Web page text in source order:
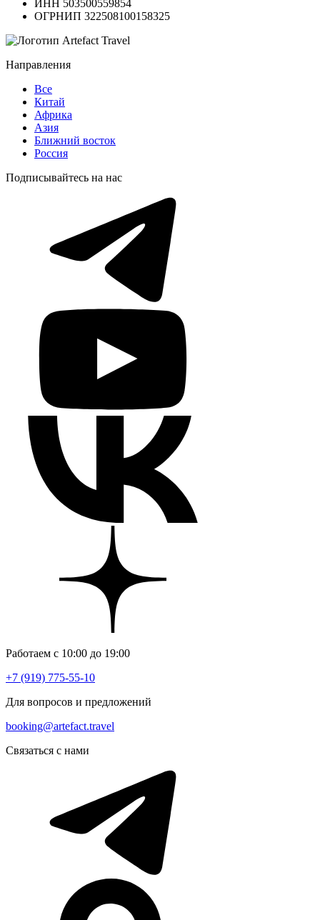
ИНН 503500559854
ОГРНИП 322508100158325
Направления
Все
Китай
Африка
Азия
Ближний восток
Россия
Подписывайтесь на нас
Работаем с 10:00 до 19:00
+7 (919) 775-55-10
Для вопросов и предложений
booking@artefact.travel
Связаться с нами